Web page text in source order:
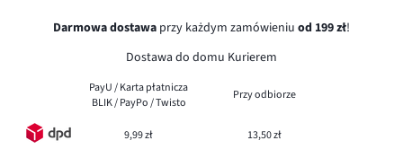
Darmowa dostawa przy każdym zamówieniu od 199 zł!
Dostawa do domu Kurierem
PayU / Karta płatnicza
BLIK / PayPo / Twisto
Przy odbiorze
9,99 zł 13,50 zł